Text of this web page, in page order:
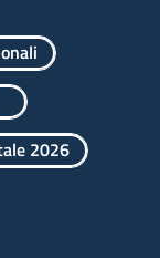
2026